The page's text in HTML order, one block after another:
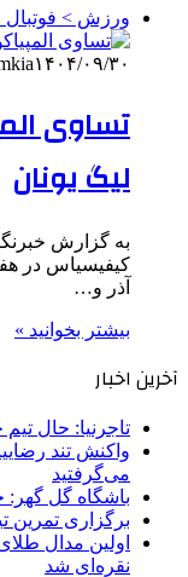
ورزش > فوتبال
۱۴۰۴/۰۹/۳۰
تساوی
لیگ یونان
به گزارش
آذر و…
بیشتر بخوانید »
آخرین اخبار
تاجرنیا: حال
واکنش تند
می‌گرفتید
باشگاه گل گهر:
برگزاری تمرین
اولین مدال
نقره‌ای شد